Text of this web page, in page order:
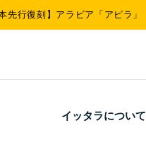
先行復刻】アラビア「アピラ」
イッタラについて